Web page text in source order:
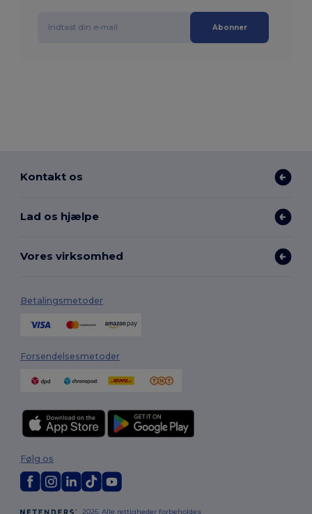
Abonner
Kontakt os
Lad os hjælpe
Vores virksomhed
Betalingsmetoder
Forsendelsesmetoder
2026. Alle rettigheder forbeholdes
Følg os